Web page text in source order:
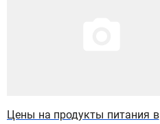
Цены на продукты питания в